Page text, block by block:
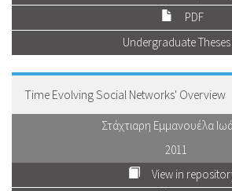
PDF
Undergraduate Theses
Time Evolving Social Networks' Overview
Στάχτιαρη Εμμανουέλα
2011
View in